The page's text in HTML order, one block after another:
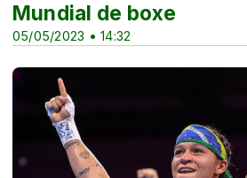
05/05/2023 • 14:32
Mundial de boxe